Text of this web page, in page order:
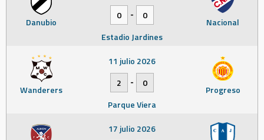
Danubio Nacional
0
-
0
Estadio Jardines
Wanderers Progreso
11 julio 2026
2
-
0
Parque Viera
17 julio 2026